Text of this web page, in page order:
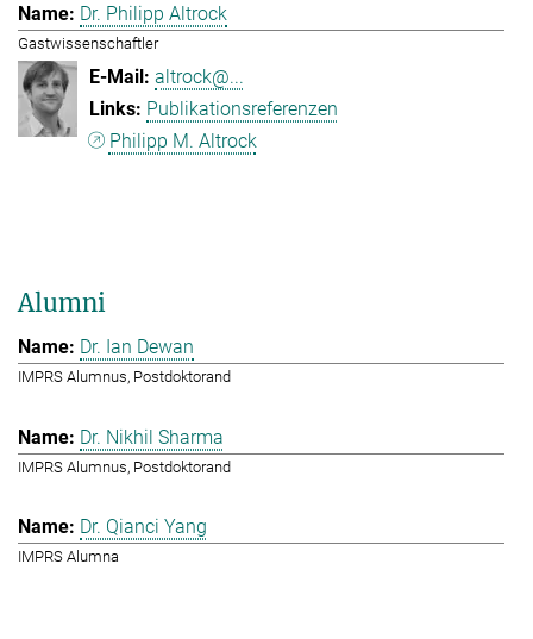
Dr. Philipp Altrock
Gastwissenschaftler
altrock@...
Publikationsreferenzen
Philipp M. Altrock
Alumni
Dr. Ian Dewan
IMPRS Alumnus, Postdoktorand
Dr. Nikhil Sharma
IMPRS Alumnus, Postdoktorand
Dr. Qianci Yang
IMPRS Alumna